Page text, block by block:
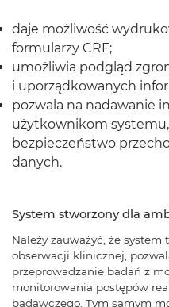
daje możliwość
formularzy CRF;
umożliwia podgląd
i uporządkowanych
pozwala na nadawanie
użytkownikom systemu,
bezpieczeństwo
danych.
System stworzony dla
Należy zauważyć, że
obserwacji klinicznej,
przeprowadzanie badań z
monitorowania postępów
badawczego. Tym samym